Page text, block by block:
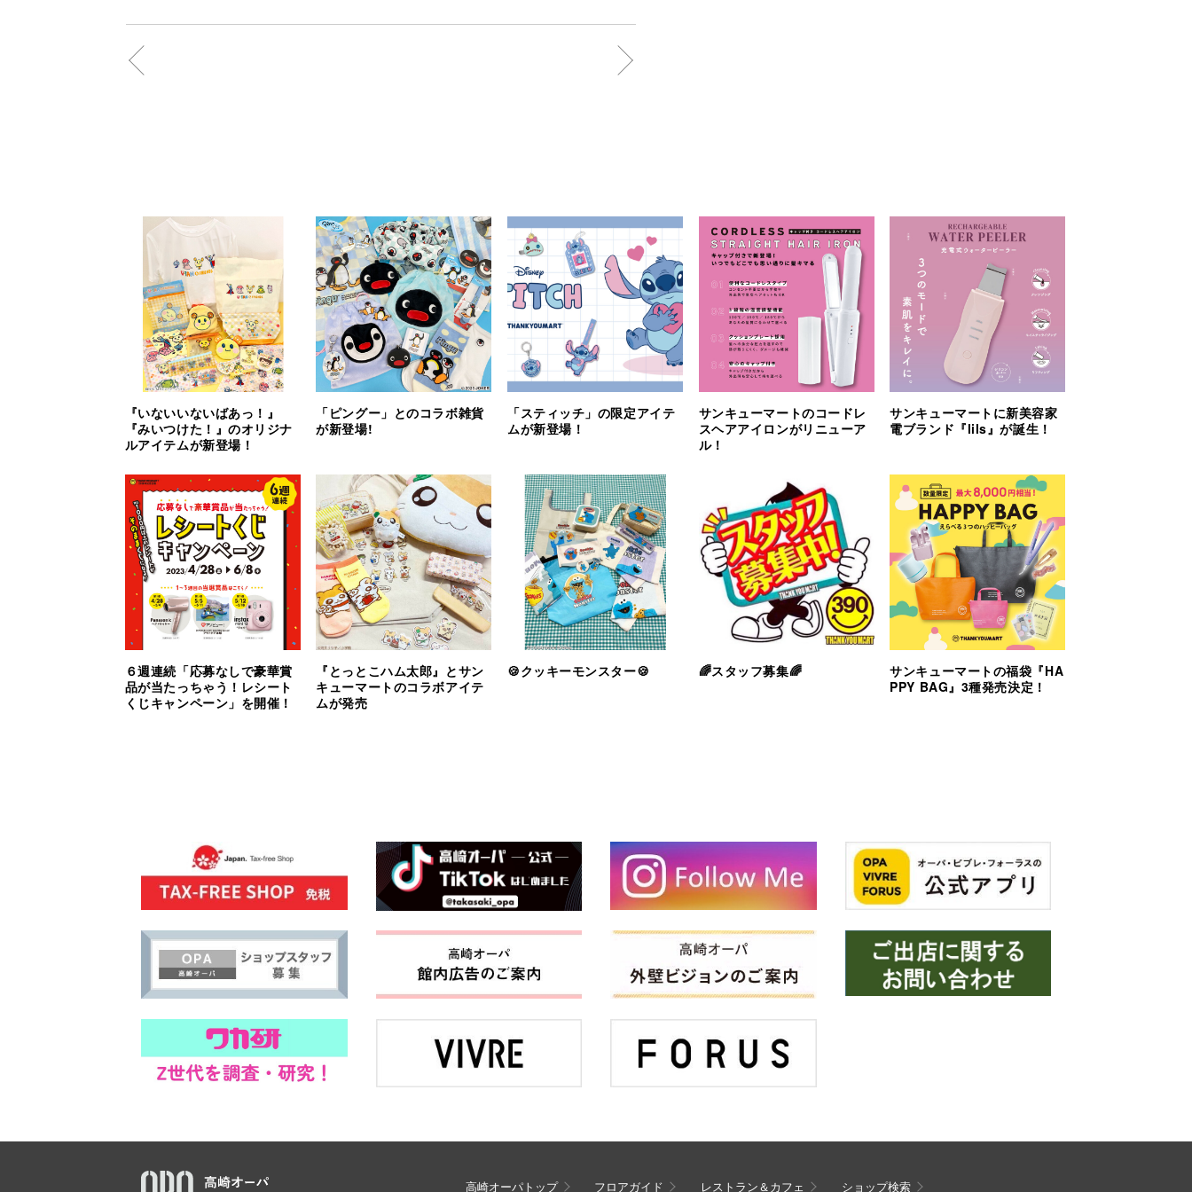
『いないいないばあっ！』
『みいつけた！』のオリジナ
ルアイテムが新登場！
「ピングー」とのコラボ雑貨
が新登場!
「スティッチ」の限定アイテ
ムが新登場！
サンキューマートのコードレ
スヘアアイロンがリニューア
ル！
サンキューマートに新美容家
電ブランド『lils』が誕生！
６週連続「応募なしで豪華賞
品が当たっちゃう！レシート
くじキャンペーン」を開催！
『とっとこハム太郎』とサン
キューマートのコラボアイテ
ムが発売
🍪クッキーモンスター🍪 🌈スタッフ募集🌈
サンキューマートの福袋『HA
PPY BAG』3種発売決定！
高崎オーパトップ フロアガイド レストラン＆カフェ ショップ検索